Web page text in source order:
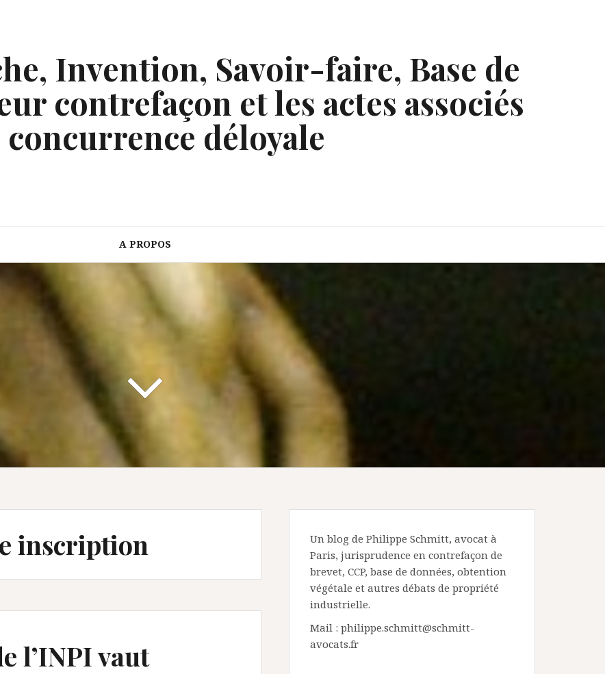
Invention, Savoir-faire, Base de
contrefaçon et les actes associés
concurrence déloyale
A PROPOS
inscription
l’INPI vaut
Un blog de Philippe Schmitt, avocat à
Paris, jurisprudence en contrefaçon de
brevet, CCP, base de données, obtention
végétale et autres débats de propriété
industrielle.
Mail : philippe.schmitt@schmitt-
avocats.fr